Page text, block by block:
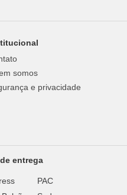
somos
e privacidade
entrega
PAC